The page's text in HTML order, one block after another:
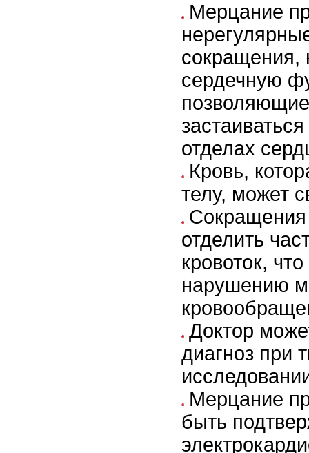
Мерцание
сердечную
отделах
Кровь,
телу, может
Сокращения
отделить
кровоток,
нарушению
Доктор
диагноз при
Мерцание
быть